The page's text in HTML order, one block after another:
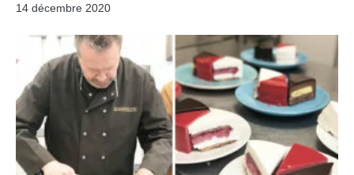
14 décembre 2020